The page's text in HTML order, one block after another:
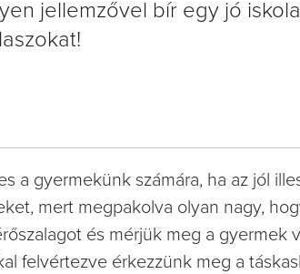
jellemzővel bír egy jó
a gyermekünk számára, ha az jól
mert megpakolva olyan nagy,
és mérjük meg a gyermek
felvértezve érkezzünk meg a